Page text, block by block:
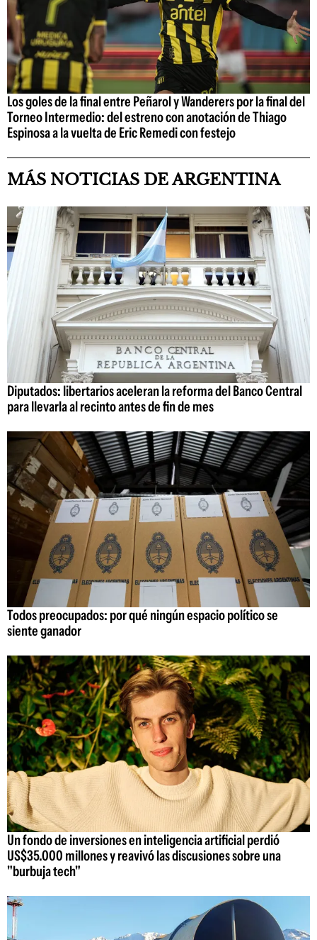
Los goles de la final entre Peñarol y Wanderers por la final del
Torneo Intermedio: del estreno con anotación de Thiago
Espinosa a la vuelta de Eric Remedi con festejo
MÁS NOTICIAS DE ARGENTINA
Diputados: libertarios aceleran la reforma del Banco Central
para llevarla al recinto antes de fin de mes
Todos preocupados: por qué ningún espacio político se
siente ganador
Un fondo de inversiones en inteligencia artificial perdió
US$35.000 millones y reavivó las discusiones sobre una
"burbuja tech"